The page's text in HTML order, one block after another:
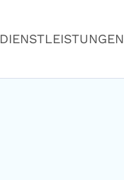
DIENSTLEISTUNGEN